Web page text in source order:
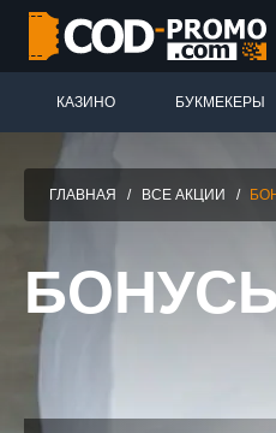
КАЗИНО БУКМЕКЕРЫ
ГЛАВНАЯ / ВСЕ АКЦИИ /